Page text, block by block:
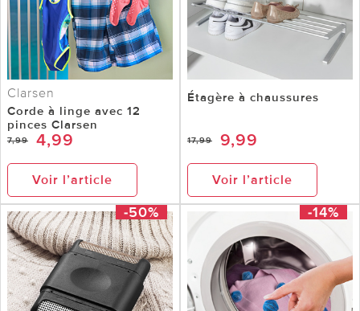
Clarsen
Corde à linge avec 12
pinces Clarsen
7,99 4,99
Voir l’article
Étagère à chaussures
17,99 9,99
Voir l’article
-50% -14%